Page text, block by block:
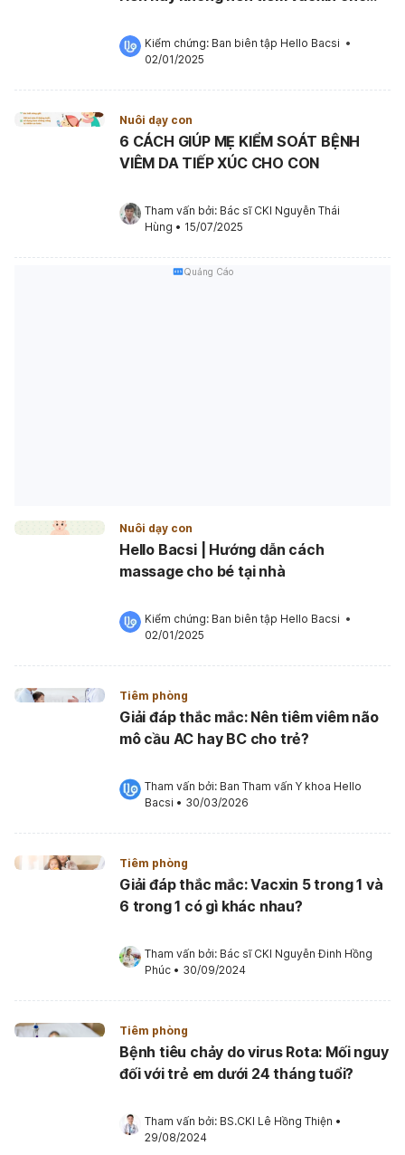
Kiểm chứng: Ban biên tập Hello Bacsi •
02/01/2025
Nuôi dạy con
6 CÁCH GIÚP MẸ KIỂM SOÁT BỆNH
VIÊM DA TIẾP XÚC CHO CON
Tham vấn bởi: Bác sĩ CKI Nguyễn Thái
Hùng • 15/07/2025
Quảng Cáo
Nuôi dạy con
Hello Bacsi | Hướng dẫn cách
massage cho bé tại nhà
Kiểm chứng: Ban biên tập Hello Bacsi •
02/01/2025
Tiêm phòng
Giải đáp thắc mắc: Nên tiêm viêm não
mô cầu AC hay BC cho trẻ?
Tham vấn bởi: Ban Tham vấn Y khoa Hello
Bacsi • 30/03/2026
Tiêm phòng
Giải đáp thắc mắc: Vacxin 5 trong 1 và
6 trong 1 có gì khác nhau?
Tham vấn bởi: Bác sĩ CKI Nguyễn Đinh Hồng
Phúc • 30/09/2024
Tiêm phòng
Bệnh tiêu chảy do virus Rota: Mối nguy
đối với trẻ em dưới 24 tháng tuổi?
Tham vấn bởi: BS.CKI Lê Hồng Thiện •
29/08/2024